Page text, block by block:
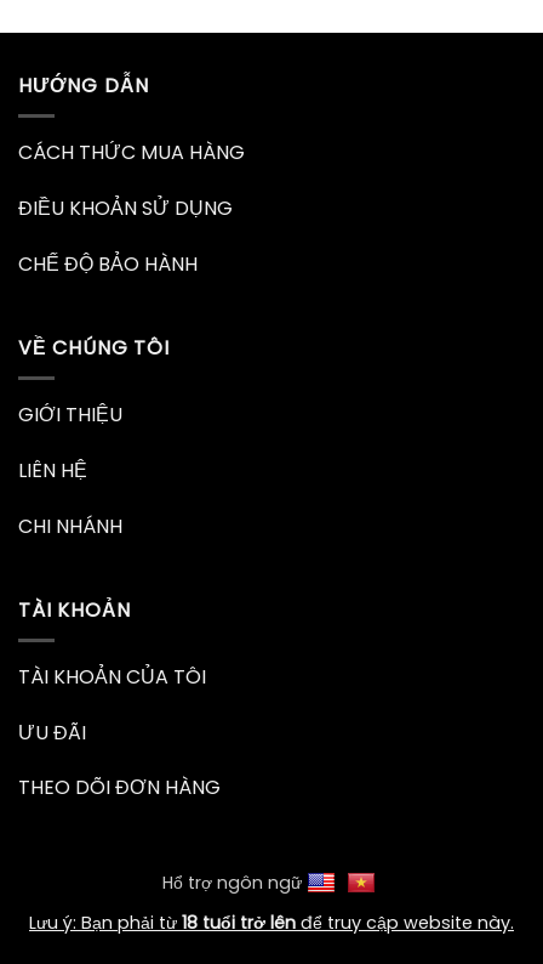
HƯỚNG DẪN
CÁCH THỨC MUA HÀNG
ĐIỀU KHOẢN SỬ DỤNG
CHẾ ĐỘ BẢO HÀNH
VỀ CHÚNG TÔI
GIỚI THIỆU
LIÊN HỆ
CHI NHÁNH
TÀI KHOẢN
TÀI KHOẢN CỦA TÔI
ƯU ĐÃI
THEO DÕI ĐƠN HÀNG
Hổ trợ ngôn ngữ
Lưu ý: Bạn phải từ 18 tuổi trở lên để truy cập website này.